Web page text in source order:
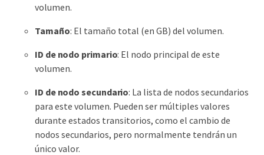
volumen.
Tamaño: El tamaño total (en GB) del volumen.
ID de nodo primario: El nodo principal de este
volumen.
ID de nodo secundario: La lista de nodos secundarios
para este volumen. Pueden ser múltiples valores
durante estados transitorios, como el cambio de
nodos secundarios, pero normalmente tendrán un
único valor.